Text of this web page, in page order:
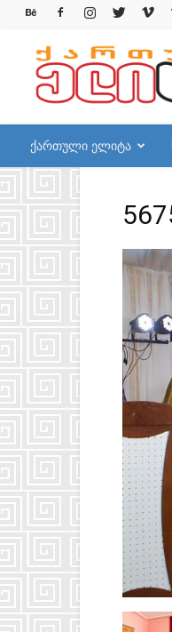
qelite.info
ქართული ელიტა